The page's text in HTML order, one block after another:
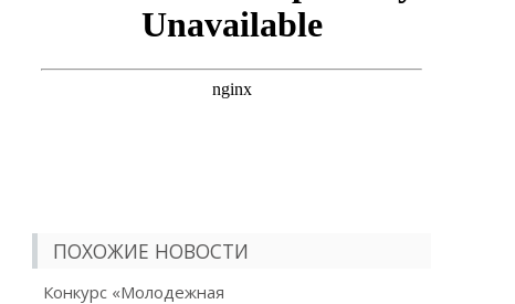
ПОХОЖИЕ НОВОСТИ
Конкурс «Молодежная